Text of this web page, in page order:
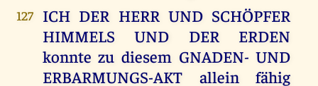
127
ICH DER HERR UND SCHÖPFER
HIMMELS UND DER ERDEN
konnte zu diesem GNADEN- UND
ERBARMUNGS-AKT allein fähig